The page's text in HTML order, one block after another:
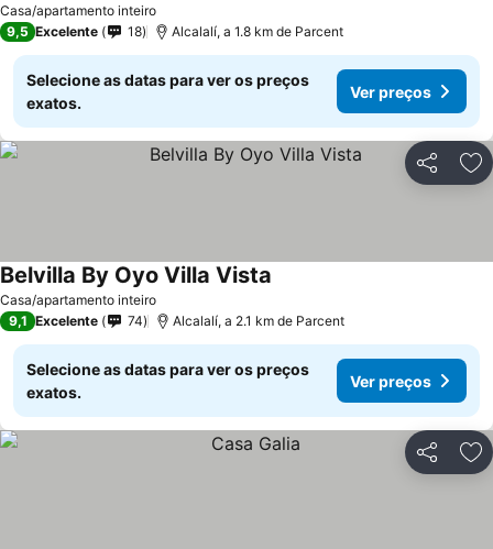
Casa/apartamento inteiro
9,5 Excelente 18 Alcalalí, a 1.8 km de Parcent
Selecione as datas para ver os preços
exatos.
Ver preços
Partilhar
Casa/apartamento inteiro
Belvilla By Oyo Villa Vista
9,1 Excelente 74 Alcalalí, a 2.1 km de Parcent
Selecione as datas para ver os preços
exatos.
Ver preços
Partilhar